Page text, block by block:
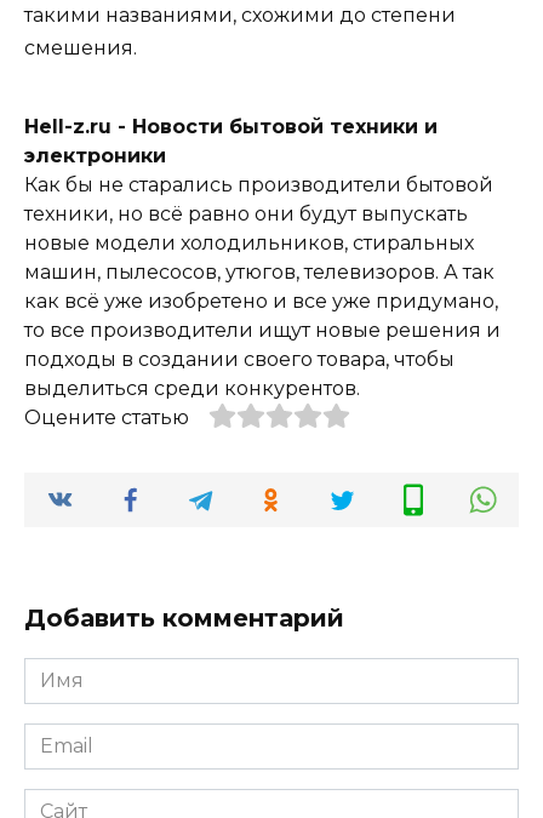
такими названиями, схожими до степени
смешения.
Hell-z.ru - Новости бытовой техники и
электроники
Как бы не старались производители бытовой
техники, но всё равно они будут выпускать
новые модели холодильников, стиральных
машин, пылесосов, утюгов, телевизоров. А так
как всё уже изобретено и все уже придумано,
то все производители ищут новые решения и
подходы в создании своего товара, чтобы
выделиться среди конкурентов.
Оцените статью
Добавить комментарий
Имя
*
Email
*
Сайт